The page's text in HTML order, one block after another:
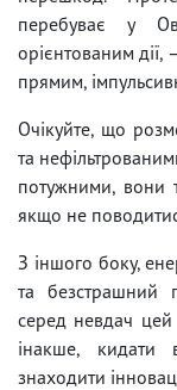
перебуває у
орієнтованим
прямим,
Очікуйте, що
та
потужними, вони
якщо не
З іншого боку,
та безстрашний
серед невдач
інакше, кидати
знаходити